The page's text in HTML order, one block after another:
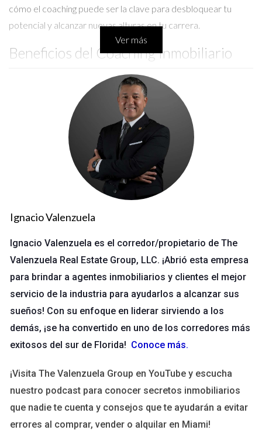
cómo el coaching puede ser la clave para desbloquear tu
potencial y alcanzar nuevas alturas en tu carrera.
Beneficios del Coaching Inmobiliario
El coaching inmobiliario ofrece una variedad de beneficios que
pueden marcar la diferencia en tu desempeño diario. Algunos
de estos incluyen:
Aumento de la Productividad:
Al establecer metas
claras y alcanzables, el coaching ayuda a los agentes a
concentrarse en lo que realmente importa.
Mejora en las Habilidades de Comunicación:
coach te enseñará a comunicarte eficazmente con tus
clientes, lo que resulta en relaciones más sólidas.
Desarrollo de Estrategias Personalizadas:
es único; un coach puede ayudarte a crear un plan
adaptado a tus necesidades específicas.
Superación de Obstáculos:El coaching proporciona
herramientas para identificar y superar bloqueos
mentales que pueden estar limitando tu rendimiento.
Transformación Personal y Profesional
implica un crecimiento personal significativo. Los agentes
y mantener un equilibrio entre trabajo y vida personal. Esto no
solo mejora su productividad, sino que también les permite
disfrutar más de su carrera.
Casos Prácticos
Ver más
Ignacio Valenzuela
Ignacio Valenzuela es el corredor/propietario de The
Valenzuela Real Estate Group, LLC. ¡Abrió esta empresa
para brindar a agentes inmobiliarios y clientes el mejor
servicio de la industria para ayudarlos a alcanzar sus
sueños! Con su enfoque en liderar sirviendo a los
demás, ¡se ha convertido en uno de los corredores más
exitosos del sur de Florida! Conoce más.
¡Visita The Valenzuela Group en YouTube y escucha
nuestro podcast para conocer secretos inmobiliarios
que nadie te cuenta y consejos que te ayudarán a evitar
errores al comprar, vender o alquilar en Miami!